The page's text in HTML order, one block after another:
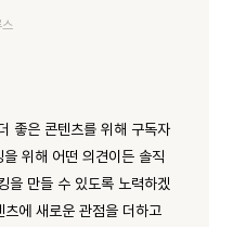
좋은 콘텐츠를 위해 구독자
위해 어떤 의견이든 솔직
을 만들 수 있도록 노력하겠
에 새로운 관점을 더하고